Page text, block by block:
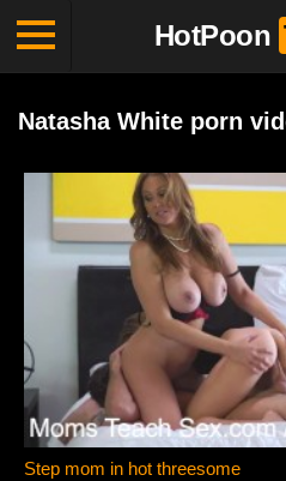
HotPoon
Natasha White porn
Step mom in hot threesome